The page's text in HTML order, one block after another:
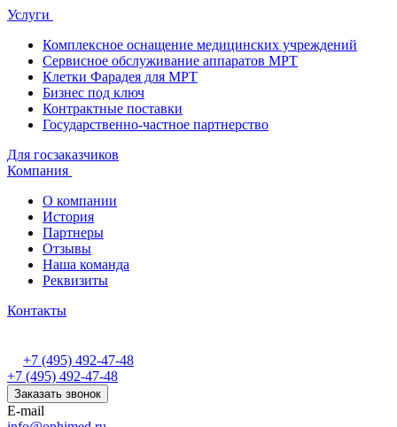
Услуги
Комплексное оснащение медицинских учреждений
Сервисное обслуживание аппаратов МРТ
Клетки Фарадея для МРТ
Бизнес под ключ
Контрактные поставки
Государственно-частное партнерство
Для госзаказчиков
Компания
О компании
История
Партнеры
Отзывы
Наша команда
Реквизиты
Контакты
+7 (495) 492-47-48
+7 (495) 492-47-48
Заказать звонок
E-mail